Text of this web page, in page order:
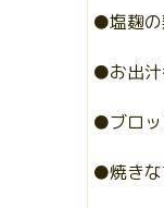
●塩麹の
●お出汁
●ブロッ
●焼きな